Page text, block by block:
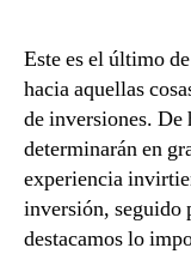
Este es el último
hacia aquellas
de inversiones. De
determinarán en
experiencia
inversión, seguido
destacamos lo